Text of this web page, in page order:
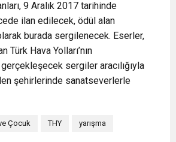
9 Aralık 2017 tarihinde
ilan edilecek, ödül alan
burada sergilenecek. Eserler,
Türk Hava Yolları’nın
sergiler aracılığıyla
şehirlerinde sanatseverlerle
Çocuk THY yarışma